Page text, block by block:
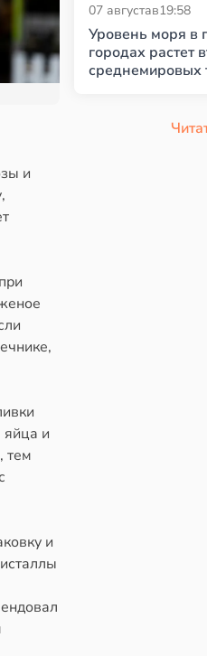
и
яйца и
тем
и
07 августав19:58
Уровень моря в
городах растет
среднемировых